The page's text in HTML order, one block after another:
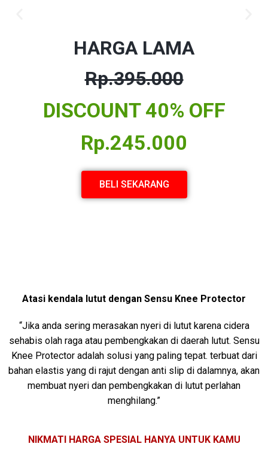
HARGA LAMA
Rp.395.000
DISCOUNT 40% OFF
Rp.245.000
BELI SEKARANG
Atasi kendala lutut dengan Sensu Knee Protector
“Jika anda sering merasakan nyeri di lutut karena cidera
sehabis olah raga atau pembengkakan di daerah lutut. Sensu
Knee Protector adalah solusi yang paling tepat. terbuat dari
bahan elastis yang di rajut dengan anti slip di dalamnya, akan
membuat nyeri dan pembengkakan di lutut perlahan
menghilang.”
NIKMATI HARGA SPESIAL HANYA UNTUK KAMU